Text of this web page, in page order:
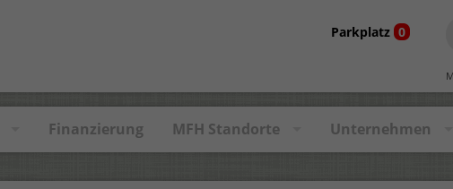
Parkplatz 0
Finanzierung MFH Standorte Unternehmen